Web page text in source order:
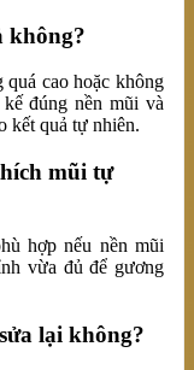
không?
cao hoặc không
đúng nền mũi và
kết quả tự nhiên.
mũi tự
hợp nếu nền mũi
vừa đủ để gương
lại không?